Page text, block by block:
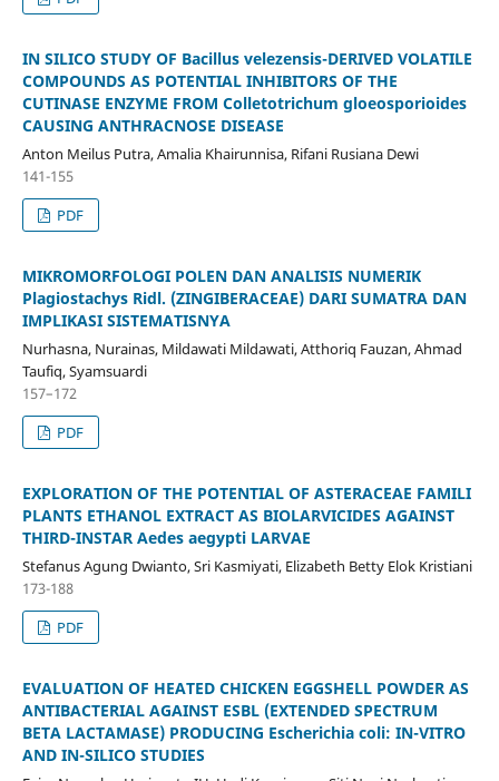
IN SILICO STUDY OF Bacillus velezensis-DERIVED VOLATILE
COMPOUNDS AS POTENTIAL INHIBITORS OF THE
CUTINASE ENZYME FROM Colletotrichum gloeosporioides
CAUSING ANTHRACNOSE DISEASE
Anton Meilus Putra, Amalia Khairunnisa, Rifani Rusiana Dewi
141-155
PDF
MIKROMORFOLOGI POLEN DAN ANALISIS NUMERIK
Plagiostachys Ridl. (ZINGIBERACEAE) DARI SUMATRA DAN
IMPLIKASI SISTEMATISNYA
Nurhasna, Nurainas, Mildawati Mildawati, Atthoriq Fauzan, Ahmad
Taufiq, Syamsuardi
157–172
PDF
EXPLORATION OF THE POTENTIAL OF ASTERACEAE FAMILI
PLANTS ETHANOL EXTRACT AS BIOLARVICIDES AGAINST
THIRD-INSTAR Aedes aegypti LARVAE
Stefanus Agung Dwianto, Sri Kasmiyati, Elizabeth Betty Elok Kristiani
173-188
PDF
EVALUATION OF HEATED CHICKEN EGGSHELL POWDER AS
ANTIBACTERIAL AGAINST ESBL (EXTENDED SPECTRUM
BETA LACTAMASE) PRODUCING Escherichia coli: IN-VITRO
AND IN-SILICO STUDIES